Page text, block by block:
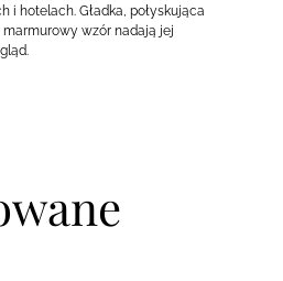
i hotelach. Gładka, połyskująca
wzór nadają jej